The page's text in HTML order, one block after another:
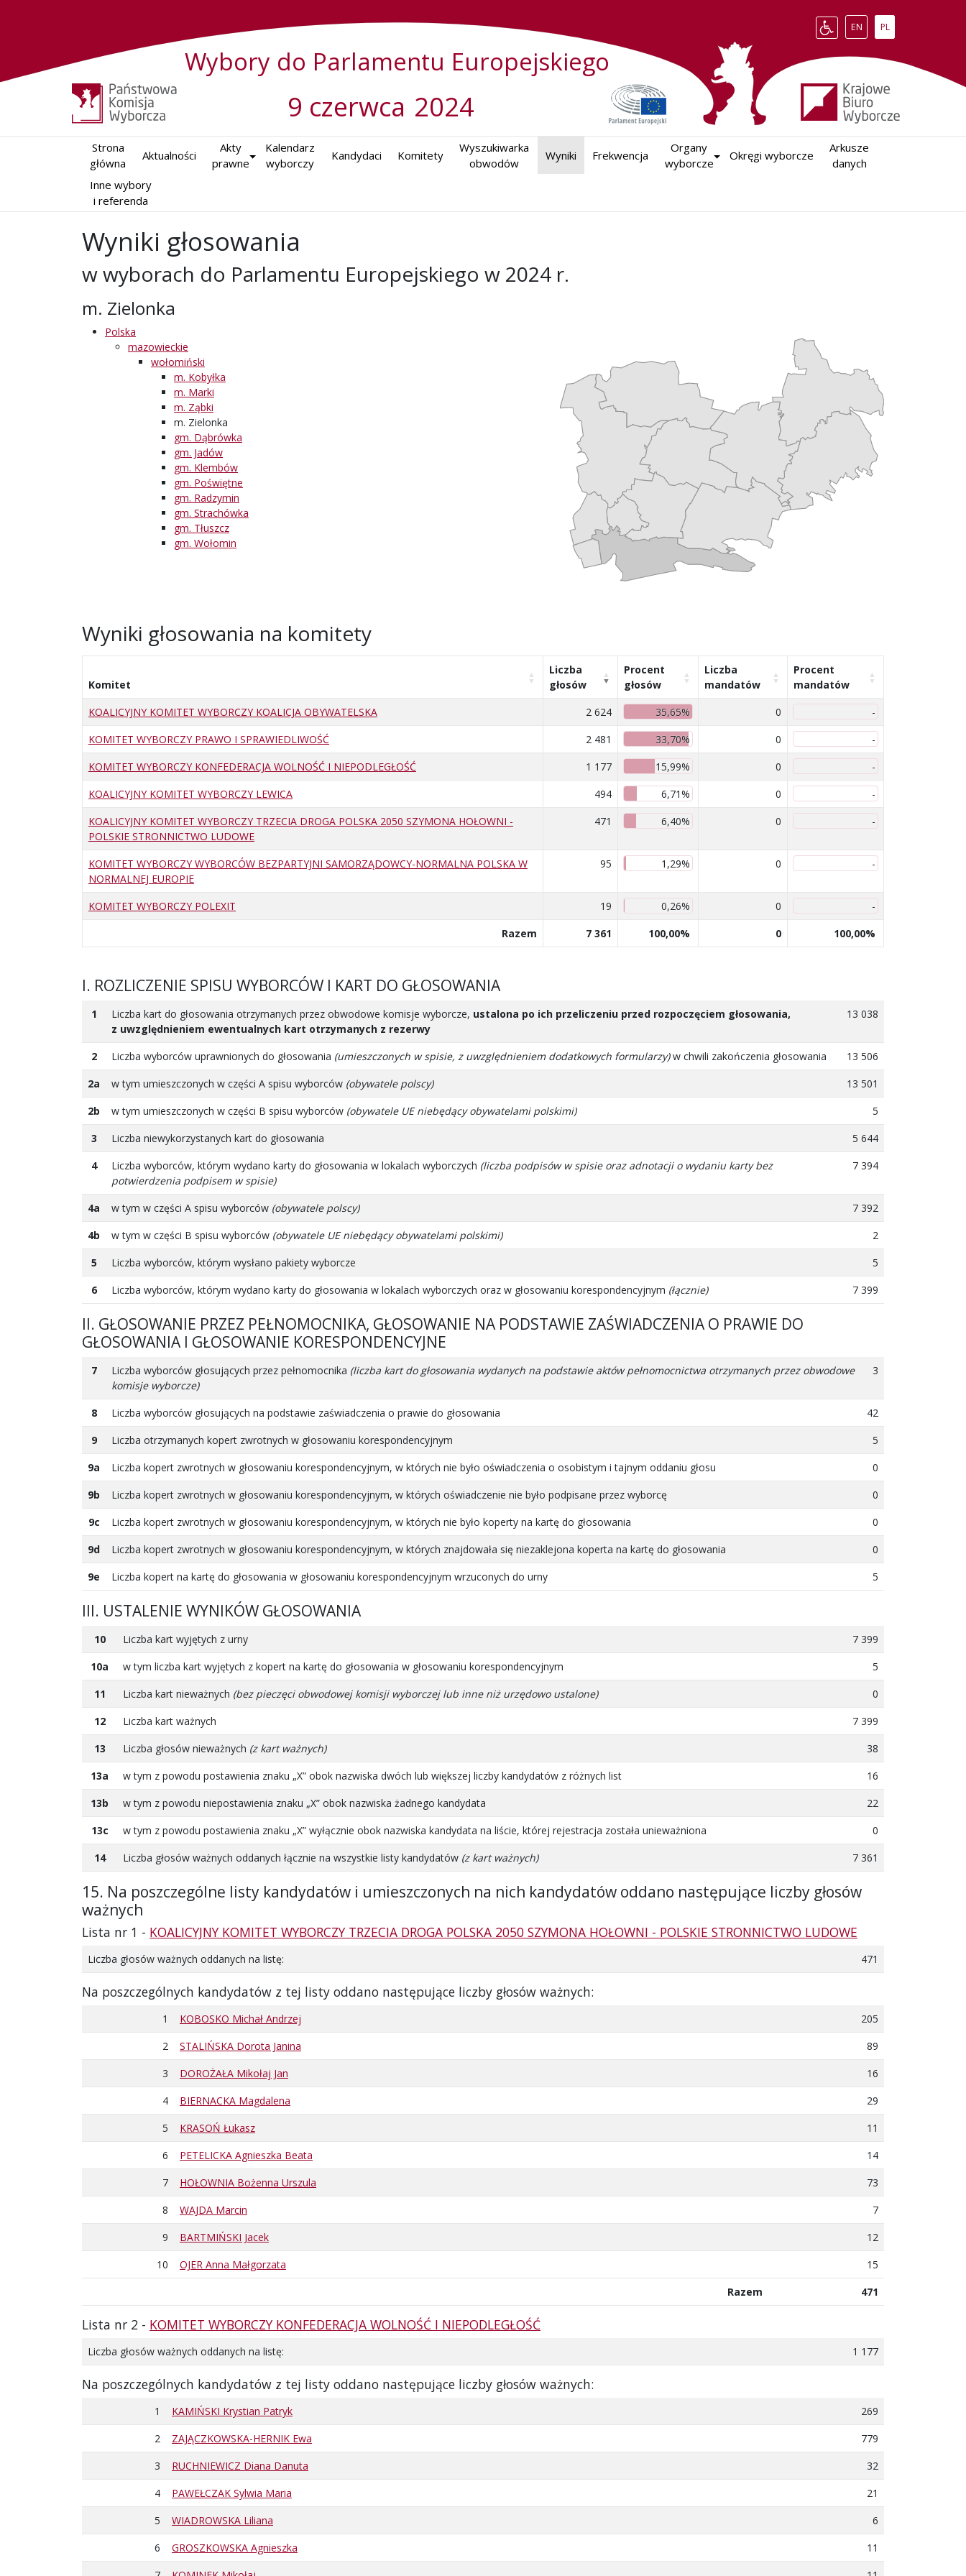
Change language to English
EN Zmień język na
PL
Wybory do Parlamentu Europejskiego
2024
9 czerwca
Strona
główna
Aktualności
Akty
prawne
Kalendarz
wyborczy
Kandydaci Komitety
Wyszukiwarka
obwodów
Wyniki Frekwencja
Organy
wyborcze
Okręgi wyborcze
Arkusze
danych
Inne wybory
i referenda
Wyniki głosowania
w wyborach do Parlamentu Europejskiego w 2024 r.
m. Zielonka
Polska
mazowieckie
wołomiński
m. Kobyłka
m. Marki
m. Ząbki
m. Zielonka
gm. Dąbrówka
gm. Jadów
gm. Klembów
gm. Poświętne
gm. Radzymin
gm. Strachówka
gm. Tłuszcz
gm. Wołomin
Wyniki głosowania na komitety
Komitet
Liczba
głosów
Procent
głosów
Liczba
mandatów
Procent
mandatów
KOALICYJNY KOMITET WYBORCZY KOALICJA OBYWATELSKA
2 624 35,65% 0
-
KOMITET WYBORCZY PRAWO I SPRAWIEDLIWOŚĆ
2 481 33,70% 0
-
KOMITET WYBORCZY KONFEDERACJA WOLNOŚĆ I NIEPODLEGŁOŚĆ
1 177 15,99% 0
-
KOALICYJNY KOMITET WYBORCZY LEWICA
494 6,71% 0
-
KOALICYJNY KOMITET WYBORCZY TRZECIA DROGA POLSKA 2050 SZYMONA HOŁOWNI -
POLSKIE STRONNICTWO LUDOWE
471 6,40% 0 -
KOMITET WYBORCZY WYBORCÓW BEZPARTYJNI SAMORZĄDOWCY-NORMALNA POLSKA W
NORMALNEJ EUROPIE
95 1,29% 0 -
KOMITET WYBORCZY POLEXIT 19 0,26% 0
-
Razem
7 361 100,00% 0 100,00%
I. ROZLICZENIE SPISU WYBORCÓW I KART DO GŁOSOWANIA
1 Liczba kart do głosowania otrzymanych przez obwodowe komisje wyborcze, ustalona po ich przeliczeniu przed rozpoczęciem głosowania,
z uwzględnieniem ewentualnych kart otrzymanych z rezerwy
13 038
2 Liczba wyborców uprawnionych do głosowania (umieszczonych w spisie, z uwzględnieniem dodatkowych formularzy)w chwili zakończenia głosowania
13 506
2a
w tym umieszczonych w części A spisu wyborców (obywatele polscy)
13 501
2b
w tym umieszczonych w części B spisu wyborców (obywatele UE niebędący obywatelami polskimi)
5
3
Liczba niewykorzystanych kart do głosowania
5 644
4
Liczba wyborców, którym wydano karty do głosowania w lokalach wyborczych (liczba podpisów w spisie oraz adnotacji o wydaniu karty bez
potwierdzenia podpisem w spisie)
7 394
4a w tym w części A spisu wyborców (obywatele polscy)
7 392
4b
w tym w części B spisu wyborców (obywatele UE niebędący obywatelami polskimi)
2
5
Liczba wyborców, którym wysłano pakiety wyborcze
5
6
Liczba wyborców, którym wydano karty do głosowania w lokalach wyborczych oraz w głosowaniu korespondencyjnym (łącznie) 7 399
II. GŁOSOWANIE PRZEZ PEŁNOMOCNIKA, GŁOSOWANIE NA PODSTAWIE ZAŚWIADCZENIA O PRAWIE DO
GŁOSOWANIA I GŁOSOWANIE KORESPONDENCYJNE
7 Liczba wyborców głosujących przez pełnomocnika (liczba kart do głosowania wydanych na podstawie aktów pełnomocnictwa otrzymanych przez obwodowe
komisje wyborcze)
3
8 Liczba wyborców głosujących na podstawie zaświadczenia o prawie do głosowania
42
9
Liczba otrzymanych kopert zwrotnych w głosowaniu korespondencyjnym
5
9a
Liczba kopert zwrotnych w głosowaniu korespondencyjnym, w których nie było oświadczenia o osobistym i tajnym oddaniu głosu
0
9b
Liczba kopert zwrotnych w głosowaniu korespondencyjnym, w których oświadczenie nie było podpisane przez wyborcę
0
9c
Liczba kopert zwrotnych w głosowaniu korespondencyjnym, w których nie było koperty na kartę do głosowania
0
9d
Liczba kopert zwrotnych w głosowaniu korespondencyjnym, w których znajdowała się niezaklejona koperta na kartę do głosowania
0
9e
Liczba kopert na kartę do głosowania w głosowaniu korespondencyjnym wrzuconych do urny 5
III. USTALENIE WYNIKÓW GŁOSOWANIA
10 Liczba kart wyjętych z urny
7 399
10a
w tym liczba kart wyjętych z kopert na kartę do głosowania w głosowaniu korespondencyjnym
5
11
Liczba kart nieważnych (bez pieczęci obwodowej komisji wyborczej lub inne niż urzędowo ustalone)
0
12
Liczba kart ważnych
7 399
13
Liczba głosów nieważnych (z kart ważnych)
38
13a
w tym z powodu postawienia znaku „X” obok nazwiska dwóch lub większej liczby kandydatów z różnych list
16
13b
w tym z powodu niepostawienia znaku „X” obok nazwiska żadnego kandydata
22
13c
w tym z powodu postawienia znaku „X” wyłącznie obok nazwiska kandydata na liście, której rejestracja została unieważniona
0
14
Liczba głosów ważnych oddanych łącznie na wszystkie listy kandydatów (z kart ważnych) 7 361
15. Na poszczególne listy kandydatów i umieszczonych na nich kandydatów oddano następujące liczby głosów
ważnych
Lista nr 1 - KOALICYJNY KOMITET WYBORCZY TRZECIA DROGA POLSKA 2050 SZYMONA HOŁOWNI - POLSKIE STRONNICTWO LUDOWE
Liczba głosów ważnych oddanych na listę: 471
Na poszczególnych kandydatów z tej listy oddano następujące liczby głosów ważnych:
1 KOBOSKO Michał Andrzej
205
2
STALIŃSKA Dorota Janina
89
3
DOROŻAŁA Mikołaj Jan
16
4
BIERNACKA Magdalena
29
5
KRASOŃ Łukasz
11
6
PETELICKA Agnieszka Beata
14
7
HOŁOWNIA Bożenna Urszula
73
8
WAJDA Marcin
7
9
BARTMIŃSKI Jacek
12
10
OJER Anna Małgorzata
15
Razem
471
Lista nr 2 - KOMITET WYBORCZY KONFEDERACJA WOLNOŚĆ I NIEPODLEGŁOŚĆ
Liczba głosów ważnych oddanych na listę: 1 177
Na poszczególnych kandydatów z tej listy oddano następujące liczby głosów ważnych:
1 KAMIŃSKI Krystian Patryk
269
2
ZAJĄCZKOWSKA-HERNIK Ewa
779
3
RUCHNIEWICZ Diana Danuta
32
4
PAWEŁCZAK Sylwia Maria
21
5
WIADROWSKA Liliana
6
6
GROSZKOWSKA Agnieszka
11